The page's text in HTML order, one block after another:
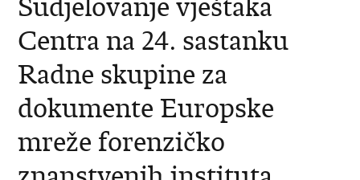
Sudjelovanje vještaka
Centra na 24. sastanku
Radne skupine za
dokumente Europske
mreže forenzičko